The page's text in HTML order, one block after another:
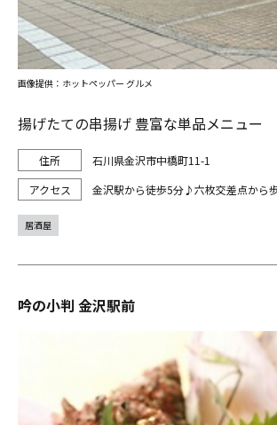
揚げたての串揚げ 豊富な単品メニュー
石川県金沢市中橋町11-1
金沢駅から徒歩5分♪六枚交差点から
画像提供：ホットペッパー グルメ
居酒屋
吟の小判 金沢駅前